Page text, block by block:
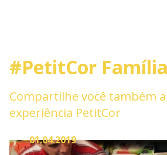
#PetitCor Família
Compartilhe você também
experiência PetitCor
01.04.2019